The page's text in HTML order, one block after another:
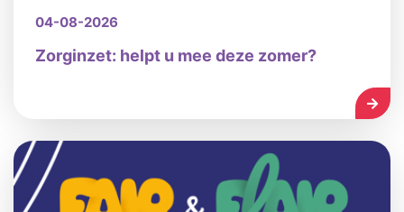
04-08-2026
Zorginzet: helpt u mee deze zomer?